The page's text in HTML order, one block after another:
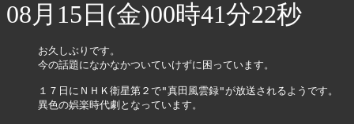
08月15日(金)00時41分22秒
お久しぶりです。
今の話題になかなかついていけずに困っています。
１７日にＮＨＫ衛星第２で"真田風雲録"が放送されるようです。
異色の娯楽時代劇となっています。